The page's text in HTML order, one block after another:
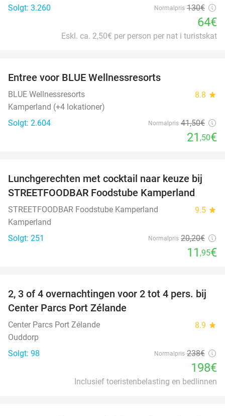
Solgt: 3.260
Normalpris 130€
64€
Eskl. ca. 2,50€ per person per nat i turistskat
Entree voor BLUE Wellnessresorts
BLUE Wellnessresorts 8.8 star
Kamperland (+4 lokationer)
Solgt: 2.604
Normalpris 41,50€
21 ,50€
41%
Lunchgerechten met cocktail naar keuze bij
STREETFOODBAR Foodstube Kamperland
STREETFOODBAR Foodstube Kamperland 9.5 star
Kamperland
Solgt: 251
Normalpris 20,20€
11 ,95€
17%
2, 3 of 4 overnachtingen voor 2 tot 4 pers. bij
Center Parcs Port Zélande
Center Parcs Port Zélande 8.9 star
Ouddorp
Solgt: 98
Normalpris 238€
198€
Inclusief toeristenbelasting en bedlinnen